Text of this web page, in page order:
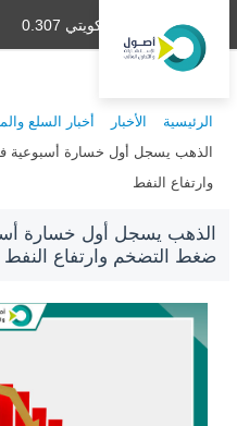
دينار كويتي 0.307
الرئيسية الأخبار
أخبار السلع
الذهب يسجل أول خسارة
وارتفاع النفط
الذهب يسجل أول خسارة
ضغط التضخم وارتفاع النفط